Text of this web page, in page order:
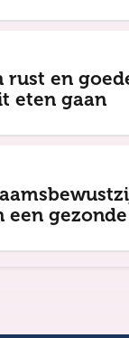
rust en
eten gaan
een gezonde